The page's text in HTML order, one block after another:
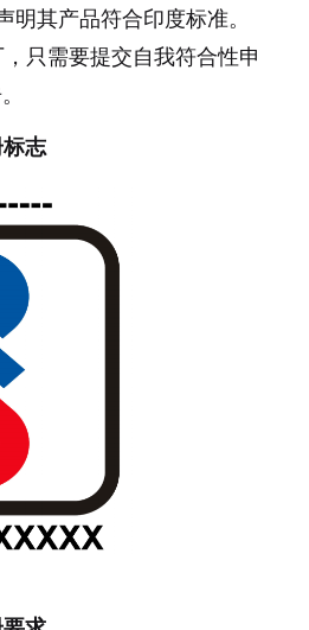
明其产品符合印度标准。
只需要提交自我符合性申
志